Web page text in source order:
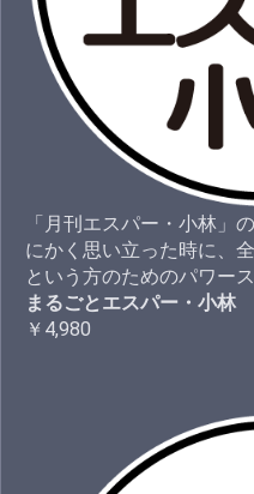
「月刊エスパー・小林」
にかく思い立った時に、
という方のためのパワー
まるごとエスパー・小林
￥4,980